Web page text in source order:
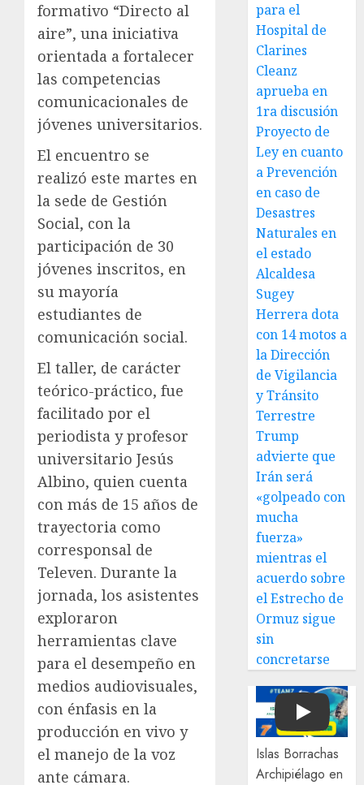
formativo “Directo al
aire”, una iniciativa
orientada a fortalecer
las competencias
comunicacionales de
jóvenes universitarios.
El encuentro se
realizó este martes en
la sede de Gestión
Social, con la
participación de 30
jóvenes inscritos, en
su mayoría
estudiantes de
comunicación social.
El taller, de carácter
teórico-práctico, fue
facilitado por el
periodista y profesor
universitario Jesús
Albino, quien cuenta
con más de 15 años de
trayectoria como
corresponsal de
Televen. Durante la
jornada, los asistentes
exploraron
herramientas clave
para el desempeño en
medios audiovisuales,
con énfasis en la
producción en vivo y
el manejo de la voz
ante cámara.
para el
Hospital de
Clarines
Cleanz
aprueba en
1ra discusión
Proyecto de
Ley en cuanto
a Prevención
en caso de
Desastres
Naturales en
el estado
Alcaldesa
Sugey
Herrera dota
con 14 motos a
la Dirección
de Vigilancia
y Tránsito
Terrestre
Trump
advierte que
Irán será
«golpeado con
mucha
fuerza»
mientras el
acuerdo sobre
el Estrecho de
Ormuz sigue
sin
concretarse
Play
Islas Borrachas
Archipiélago en